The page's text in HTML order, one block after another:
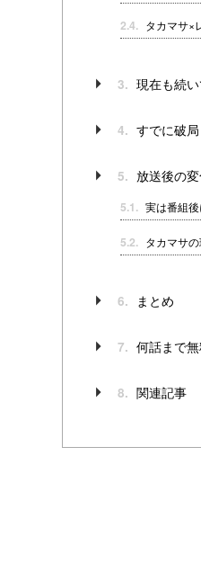
2.4. タカマサ×
3. 現在も続
4. すでに破
5. 放送後の
5.1. 実は番組
5.2. タカマサ
6. まとめ
7. 何話まで
8. 関連記事